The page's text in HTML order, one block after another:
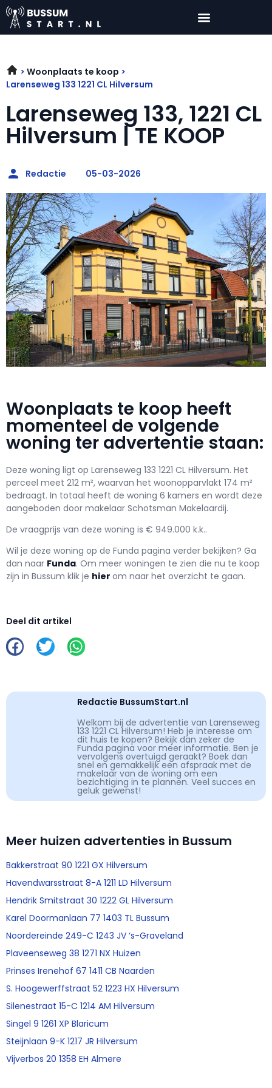
Woonplaats te koop
Larenseweg 133 1221 CL Hilversum
Larenseweg 133, 1221 CL
Hilversum | TE KOOP
Redactie 05-03-2026
Woonplaats te koop heeft
momenteel de volgende
woning ter advertentie staan:
Deze woning ligt op Larenseweg 133 1221 CL Hilversum. Het
perceel meet 212 m², waarvan het woonopparvlakt 174 m²
bedraagt. In totaal heeft de woning 6 kamers en wordt deze
aangeboden door makelaar Schotsman Makelaardij.
De vraagprijs van deze woning is € 949.000 k.k..
Wil je deze woning op de Funda pagina verder bekijken? Ga
dan naar Funda. Om meer woningen te zien die nu te koop
zijn in Bussum klik je hier om naar het overzicht te gaan.
Deel dit artikel
Redactie BussumStart.nl
Welkom bij de advertentie van Larenseweg
133 1221 CL Hilversum! Heb je interesse om
dit huis te kopen? Bekijk dan zeker de
Funda pagina voor meer informatie. Ben je
vervolgens overtuigd geraakt? Boek dan
snel en gemakkelijk een afspraak met de
makelaar van de woning om een
bezichtiging in te plannen. Veel succes en
geluk gewenst!
Meer huizen advertenties in Bussum
Bakkerstraat 90 1221 GX Hilversum
Havendwarsstraat 8-A 1211 LD Hilversum
Hendrik Smitstraat 30 1222 GL Hilversum
Karel Doormanlaan 77 1403 TL Bussum
Noordereinde 249-C 1243 JV ‘s-Graveland
Plaveenseweg 38 1271 NX Huizen
Prinses Irenehof 67 1411 CB Naarden
S. Hoogewerffstraat 52 1223 HX Hilversum
Silenestraat 15-C 1214 AM Hilversum
Singel 9 1261 XP Blaricum
Steijnlaan 9-K 1217 JR Hilversum
Vijverbos 20 1358 EH Almere